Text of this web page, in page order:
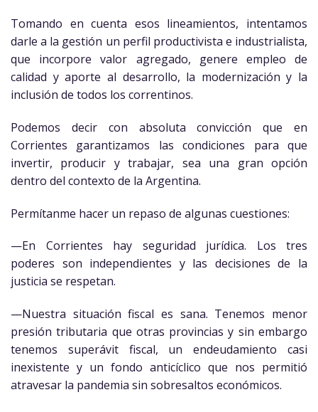
Tomando en cuenta esos lineamientos, intentamos
darle a la gestión un perfil productivista e industrialista,
que incorpore valor agregado, genere empleo de
calidad y aporte al desarrollo, la modernización y la
inclusión de todos los correntinos.
Podemos decir con absoluta convicción que en
Corrientes garantizamos las condiciones para que
invertir, producir y trabajar, sea una gran opción
dentro del contexto de la Argentina.
Permítanme hacer un repaso de algunas cuestiones:
—En Corrientes hay seguridad jurídica. Los tres
poderes son independientes y las decisiones de la
justicia se respetan.
—Nuestra situación fiscal es sana. Tenemos menor
presión tributaria que otras provincias y sin embargo
tenemos superávit fiscal, un endeudamiento casi
inexistente y un fondo anticíclico que nos permitió
atravesar la pandemia sin sobresaltos económicos.